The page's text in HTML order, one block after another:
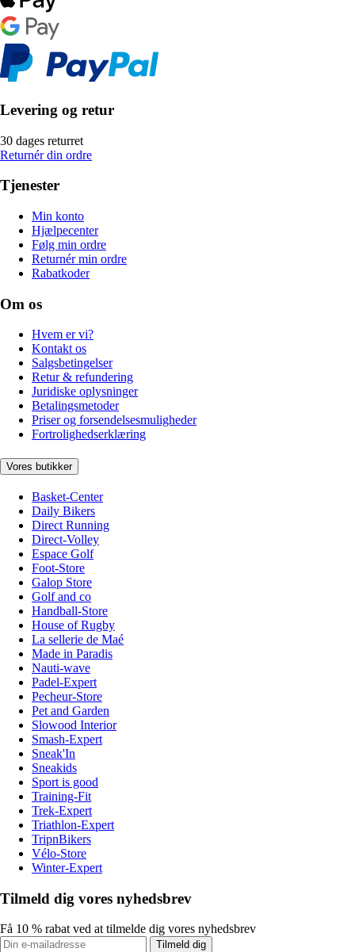
Levering og retur
30 dages returret
Returnér din ordre
Tjenester
Min konto
Hjælpecenter
Følg min ordre
Returnér min ordre
Rabatkoder
Om os
Hvem er vi?
Kontakt os
Salgsbetingelser
Retur & refundering
Juridiske oplysninger
Betalingsmetoder
Priser og forsendelsesmuligheder
Fortrolighedserklæring
Vores butikker
Basket-Center
Daily Bikers
Direct Running
Direct-Volley
Espace Golf
Foot-Store
Galop Store
Golf and co
Handball-Store
House of Rugby
La sellerie de Maé
Made in Paradis
Nauti-wave
Padel-Expert
Pecheur-Store
Pet and Garden
Slowood Interior
Smash-Expert
Sneak'In
Sneakids
Sport is good
Training-Fit
Trek-Expert
Triathlon-Expert
TripnBikers
Vélo-Store
Winter-Expert
Tilmeld dig vores nyhedsbrev
Få 10 % rabat ved at tilmelde dig vores nyhedsbrev
Tilmeld dig